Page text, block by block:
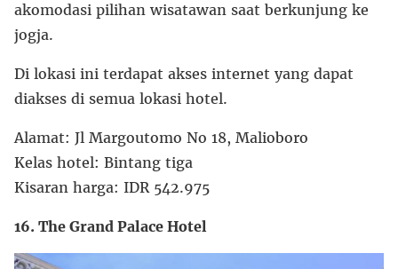
akomodasi pilihan wisatawan saat berkunjung ke
jogja.
Di lokasi ini terdapat akses internet yang dapat
diakses di semua lokasi hotel.
Alamat: Jl Margoutomo No 18, Malioboro
Kelas hotel: Bintang tiga
Kisaran harga: IDR 542.975
16. The Grand Palace Hotel